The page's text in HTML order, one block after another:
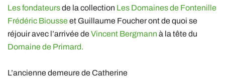
Les fondateursde la collection Les Domaines de Fontenille
Frédéric Biousseet Guillaume Foucher ont de quoi se
réjouir avec l’arrivée deVincent Bergmann à la tête du
Domaine de Primard.
L’ancienne demeure de Catherine